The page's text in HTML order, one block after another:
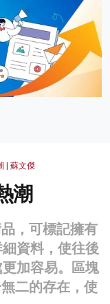
| 蘇文傑
潮
，可標記擁有
資料，使往後
加容易。區塊
二的存在，使